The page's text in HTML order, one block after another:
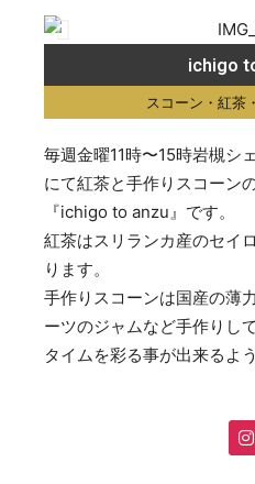
ichigo
スコーン・紅茶
毎週金曜11時〜15時岩槻シ
にて紅茶と手作りスコーン
『ichigo to anzu』です。
紅茶はスリランカ産のセイ
ります。
手作りスコーンは国産の薄
ーツのジャムなど手作りし
タイムを彩る事が出来るよ